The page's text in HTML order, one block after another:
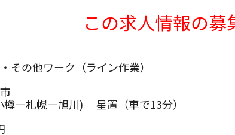
室蘭エリア
条件をクリアする
最近利用
歴はありません。
この求人情報の
その他ワーク（ライン作業）
樽―札幌―旭川) 星置（車で13分）